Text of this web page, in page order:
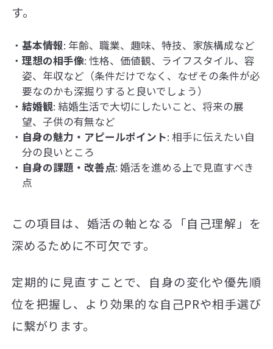
す。
基本情報: 年齢、職業、趣味、特技、家族構成など
理想の相手像: 性格、価値観、ライフスタイル、容
姿、年収など（条件だけでなく、なぜその条件が必
要なのかも深掘りすると良いでしょう）
結婚観: 結婚生活で大切にしたいこと、将来の展
望、子供の有無など
自身の魅力・アピールポイント: 相手に伝えたい自
分の良いところ
自身の課題・改善点: 婚活を進める上で見直すべき
点
この項目は、婚活の軸となる「自己理解」を
深めるために不可欠です。
定期的に見直すことで、自身の変化や優先順
位を把握し、より効果的な自己PRや相手選び
に繋がります。